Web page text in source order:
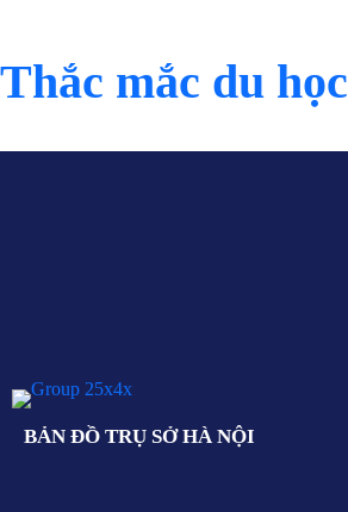
Thắc mắc du học
BẢN ĐỒ TRỤ SỞ HÀ NỘI